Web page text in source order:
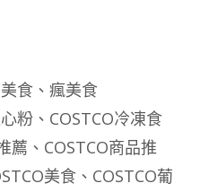
食、 瘋美食
粉、 COSTCO冷凍食
薦 、 COSTCO商品推
美食 、 COSTCO葡